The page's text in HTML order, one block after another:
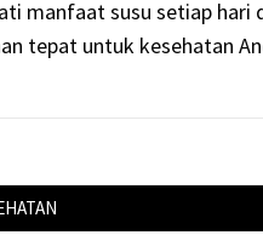
manfaat susu setiap hari
tepat untuk kesehatan